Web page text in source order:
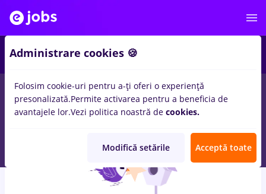
locuri de muncacu salarii conectysinBucuresti
StudentinTransport / Distributie, IT / Telecom
Administrare cookies 🍪
Folosim cookie-uri pentru a-ți oferi o experiență
presonalizată.Permite activarea pentru a beneficia de
avantajele lor.Vezi politica noastră de cookies.
Modifică setările Acceptă toate